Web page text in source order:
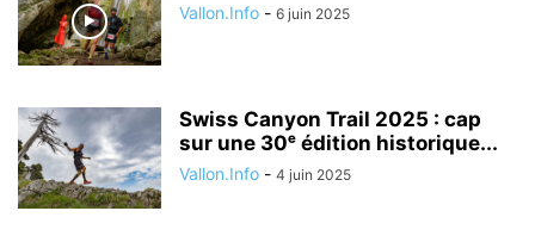
Vallon.Info - 6 juin 2025
Swiss Canyon Trail 2025 : cap
sur une 30ᵉ édition historique...
Vallon.Info - 4 juin 2025